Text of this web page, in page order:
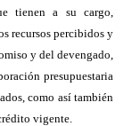
tienen a su cargo,
recursos percibidos y
y del devengado,
presupuestaria
como así también
vigente.